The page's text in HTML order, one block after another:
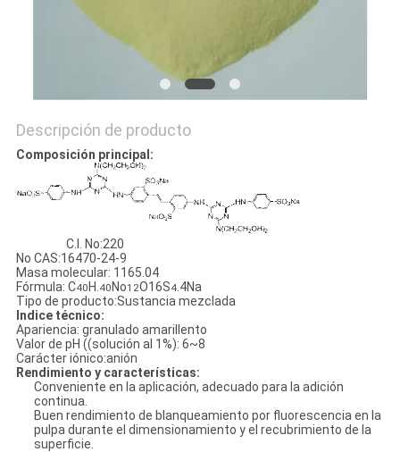
PRIVACY
POLICY
Descripción de producto
Composición principal :
C.I. No:220
No CAS:16470-24-9
Masa molecular: 1165.04
Fórmula: C40 H. 40 No12O16S4.4Na
Tipo de producto:Sustancia mezclada
Indice técnico:
Apariencia: granulado amarillento
Valor de pH ((solución al 1%): 6~8
Carácter iónico:anión
Rendimiento y características:
Conveniente en la aplicación, adecuado para la adición
continua.
Buen rendimiento de blanqueamiento por fluorescencia en la
pulpa durante el dimensionamiento y el recubrimiento de la
superficie.